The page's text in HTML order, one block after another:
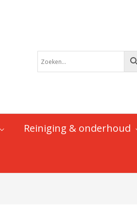
Reiniging & onderhoud
-
verstelbaar
aantal